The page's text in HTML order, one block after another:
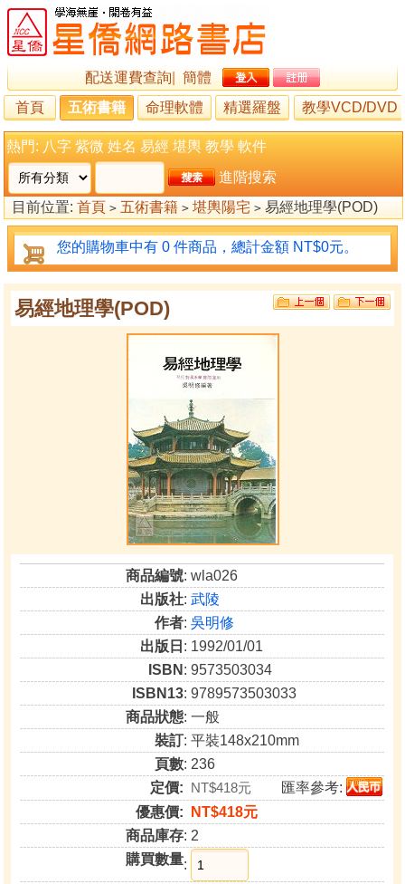
配送運費查詢
簡體
首頁
五術書籍 命理軟體 精選羅盤 教學VCD/DVD
熱門: 八字 紫微 姓名 易經 堪輿 教學 軟件
進階搜索
目前位置: 首頁 > 五術書籍 > 堪輿陽宅 > 易經地理學(POD)
您的購物車中有 0 件商品，總計金額 NT$0元。
易經地理學(POD)
商品編號: wla026
出版社:武陵
作者:吳明修
出版日 : 1992/01/01
ISBN : 9573503034
ISBN13: 9789573503033
商品狀態: 一般
裝訂: 平裝148x210mm
頁數: 236
定價: NT$418元
匯率參考:
優惠價:
NT$418元
商品庫存: 2
購買數量: